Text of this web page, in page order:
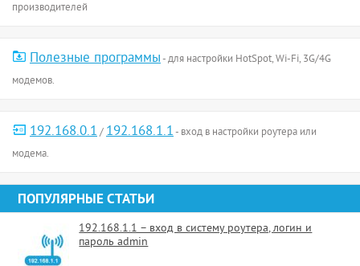
производителей
Полезные программы- для настройки HotSpot, Wi-Fi, 3G/4G
модемов.
192.168.0.1/192.168.1.1- вход в настройки роутера или
модема.
ПОПУЛЯРНЫЕ СТАТЬИ
192.168.1.1 – вход в систему роутера, логин и
пароль admin